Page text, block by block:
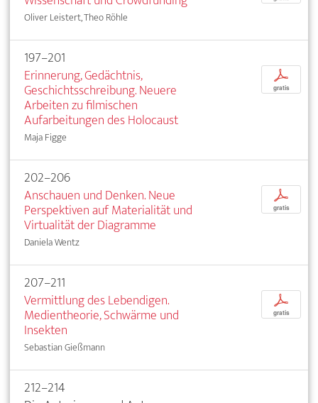
Oliver Leistert, Theo Röhle
197–201
Erinnerung, Gedächtnis,
Geschichtsschreibung. Neuere
Arbeiten zu filmischen
Aufarbeitungen des Holocaust
Maja Figge
p
gratis
202–206
Anschauen und Denken. Neue
Perspektiven auf Materialität und
Virtualität der Diagramme
Daniela Wentz
p
gratis
207–211
Vermittlung des Lebendigen.
Medientheorie, Schwärme und
Insekten
Sebastian Gießmann
p
gratis
212–214